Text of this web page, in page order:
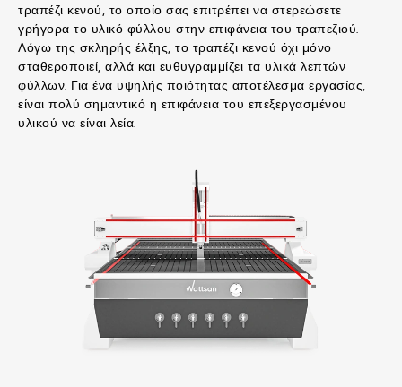
τραπέζι κενού, το οποίο σας επιτρέπει να στερεώσετε
γρήγορα το υλικό φύλλου στην επιφάνεια του τραπεζιού.
Λόγω της σκληρής έλξης, το τραπέζι κενού όχι μόνο
σταθεροποιεί, αλλά και ευθυγραμμίζει τα υλικά λεπτών
φύλλων. Για ένα υψηλής ποιότητας αποτέλεσμα εργασίας,
είναι πολύ σημαντικό η επιφάνεια του επεξεργασμένου
υλικού να είναι λεία.